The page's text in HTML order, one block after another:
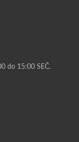
do 15:00 SEČ.